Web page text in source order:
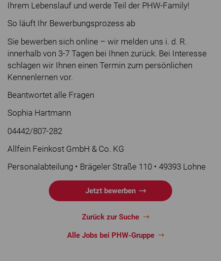
Ihrem Lebenslauf und werde Teil der PHW-Family!
So läuft Ihr Bewerbungsprozess ab
Sie bewerben sich online – wir melden uns i. d. R.
innerhalb von 3-7 Tagen bei Ihnen zurück. Bei Interesse
schlagen wir Ihnen einen Termin zum persönlichen
Kennenlernen vor.
Beantwortet alle Fragen
Sophia Hartmann
04442/807-282
Allfein Feinkost GmbH & Co. KG
Personalabteilung • Brägeler Straße 110 • 49393 Lohne
Jetzt bewerben
Zurück zur Suche
Alle Jobs bei PHW-Gruppe